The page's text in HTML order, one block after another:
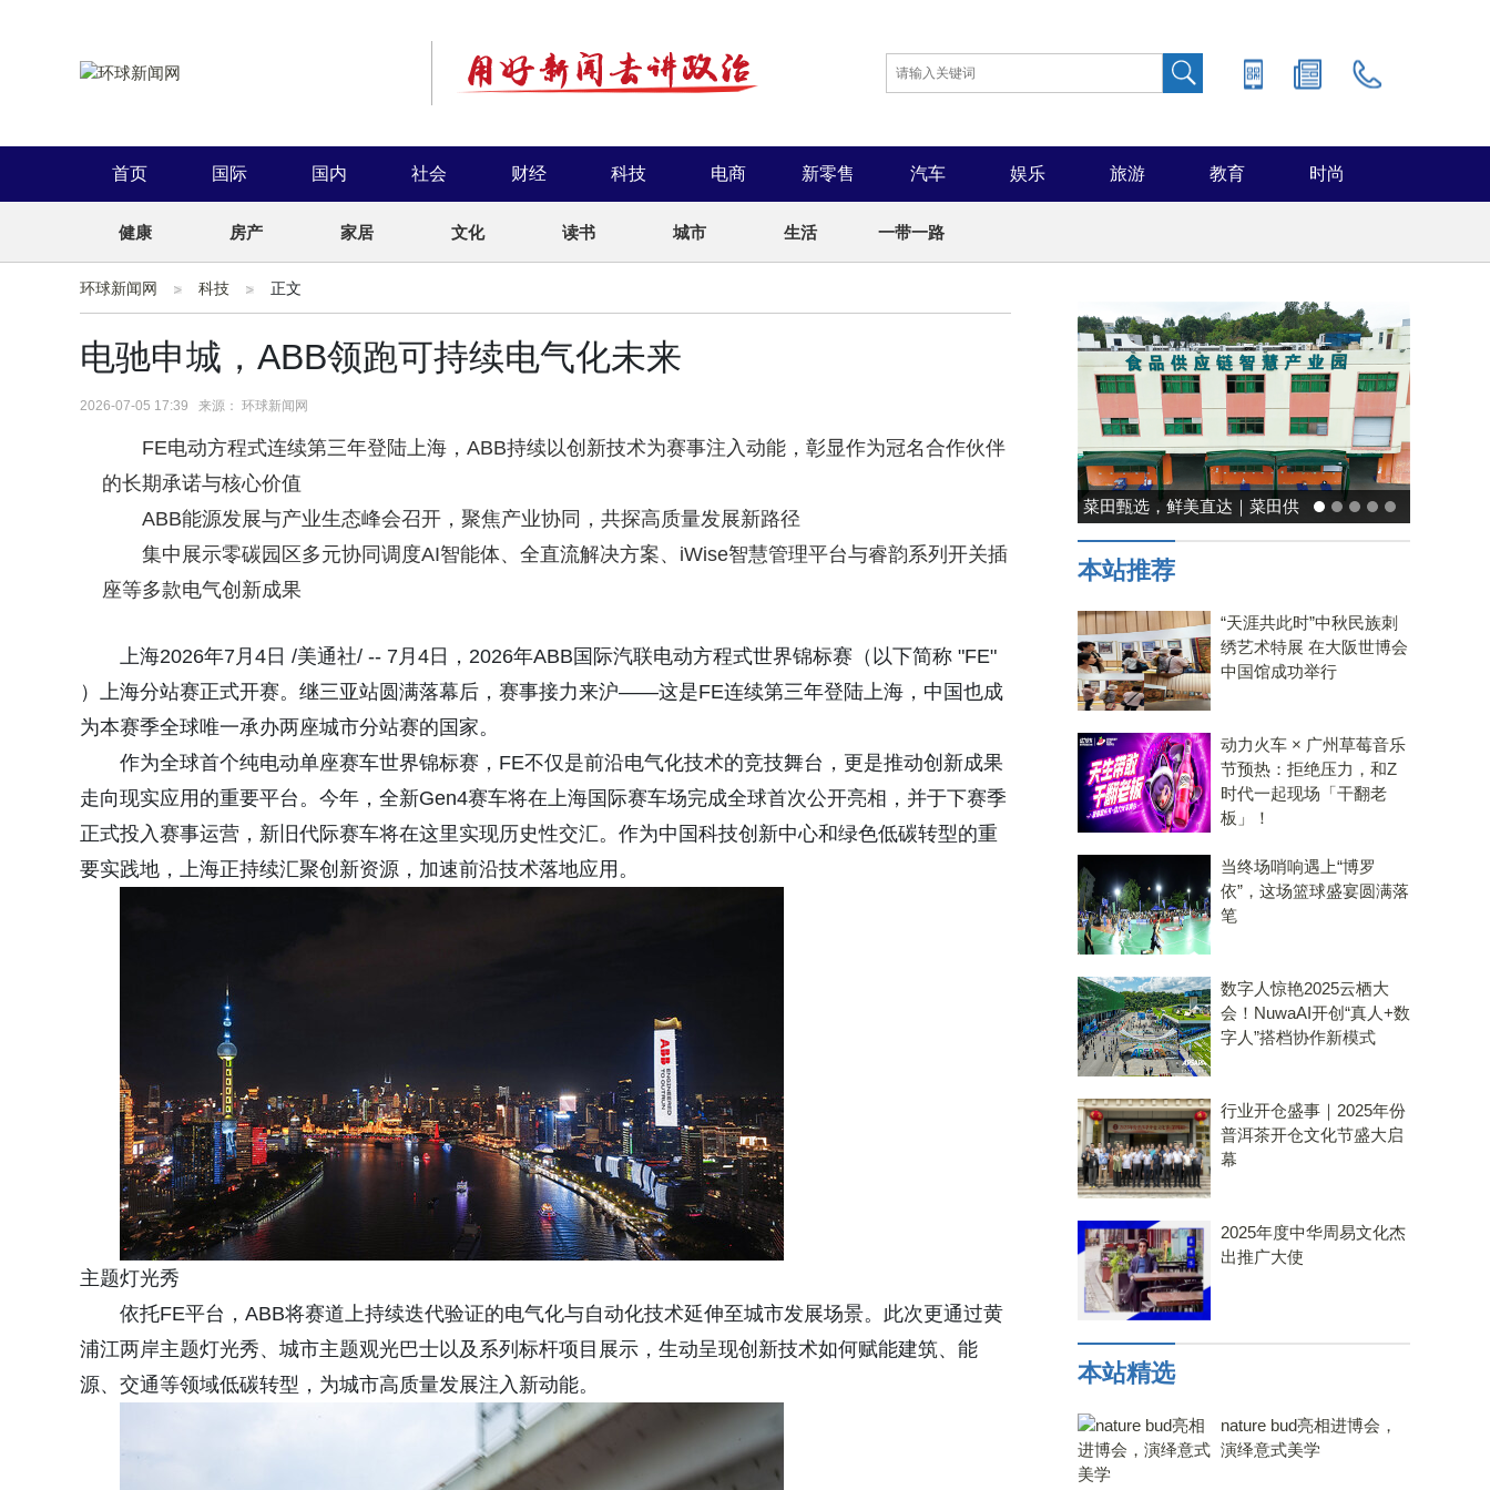
首页 国际 国内 社会 财经 科技 电商 新零售 汽车 娱乐 旅游 教育 时尚
健康 房产 家居 文化 读书 城市 生活 一带一路
环球新闻网 科技 正文
电驰申城，ABB领跑可持续电气化未来
2026-07-05 17:39 来源： 环球新闻网
FE电动方程式连续第三年登陆上海，ABB持续以创新技术为赛事注入动能，彰显作为冠名合作伙伴
的长期承诺与核心价值
ABB能源发展与产业生态峰会召开，聚焦产业协同，共探高质量发展新路径
集中展示零碳园区多元协同调度AI智能体、全直流解决方案、iWise智慧管理平台与睿韵系列开关插
座等多款电气创新成果
上海2026年7月4日 /美通社/ -- 7月4日，2026年ABB国际汽联电动方程式世界锦标赛（以下简称 "FE"
）上海分站赛正式开赛。继三亚站圆满落幕后，赛事接力来沪——这是FE连续第三年登陆上海，中国也成
为本赛季全球唯一承办两座城市分站赛的国家。
作为全球首个纯电动单座赛车世界锦标赛，FE不仅是前沿电气化技术的竞技舞台，更是推动创新成果
走向现实应用的重要平台。今年，全新Gen4赛车将在上海国际赛车场完成全球首次公开亮相，并于下赛季
正式投入赛事运营，新旧代际赛车将在这里实现历史性交汇。作为中国科技创新中心和绿色低碳转型的重
要实践地，上海正持续汇聚创新资源，加速前沿技术落地应用。
主题灯光秀
依托FE平台，ABB将赛道上持续迭代验证的电气化与自动化技术延伸至城市发展场景。此次更通过黄
浦江两岸主题灯光秀、城市主题观光巴士以及系列标杆项目展示，生动呈现创新技术如何赋能建筑、能
源、交通等领域低碳转型，为城市高质量发展注入新动能。
能率日式厨房美学：既要此刻
温馨，也要未来可期
本站推荐
“天涯共此时”中秋民族刺
绣艺术特展 在大阪世博会
中国馆成功举行
动力火车 × 广州草莓音乐
节预热：拒绝压力，和Z
时代一起现场「干翻老
板」！
当终场哨响遇上“博罗
依”，这场篮球盛宴圆满落
笔
数字人惊艳2025云栖大
会！NuwaAI开创“真人+数
字人”搭档协作新模式
行业开仓盛事｜2025年份
普洱茶开仓文化节盛大启
幕
2025年度中华周易文化杰
出推广大使
本站精选
nature bud亮相进博会，
演绎意式美学